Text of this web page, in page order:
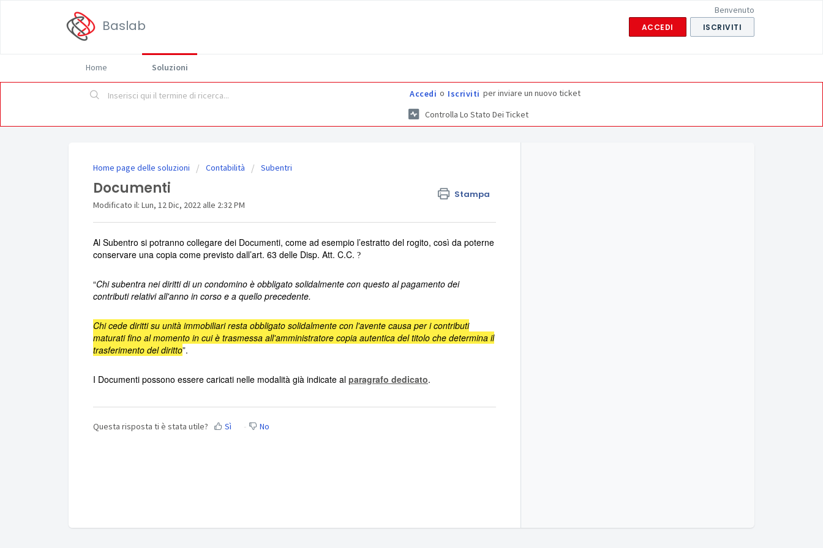
Baslab
Benvenuto
ACCEDI ISCRIVITI
Home Soluzioni
Accedi o Iscriviti per inviare un nuovo ticket
Controlla Lo Stato Dei Ticket
Home page delle soluzioni Contabilità Subentri
Documenti Stampa
Modificato il: Lun, 12 Dic, 2022 alle 2:32 PM
Al Subentro si potranno collegare dei Documenti, come ad esempio l’estratto del rogito, così da poterne
conservare una copia come previsto dall’art. 63 delle Disp. Att. C.C. ?
“Chi subentra nei diritti di un condomino è obbligato solidalmente con questo al pagamento dei
contributi relativi all'anno in corso e a quello precedente.
Chi cede diritti su unità immobiliari resta obbligato solidalmente con l'avente causa per i contributi
maturati fino al momento in cui è trasmessa all'amministratore copia autentica del titolo che determina il
trasferimento del diritto”.
I Documenti possono essere caricati nelle modalità già indicate al paragrafo dedicato.
Questa risposta ti è stata utile? Sì No